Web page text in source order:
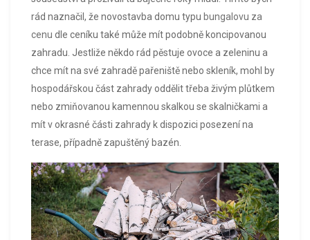
rád naznačil, že novostavba domu typu bungalovu za
cenu dle ceníku také může mít podobně koncipovanou
zahradu. Jestliže někdo rád pěstuje ovoce a zeleninu a
chce mít na své zahradě pařeniště nebo skleník, mohl by
hospodářskou část zahrady oddělit třeba živým plůtkem
nebo zmiňovanou kamennou skalkou se skalničkami a
mít v okrasné části zahrady k dispozici posezení na
terase, případně zapuštěný bazén.